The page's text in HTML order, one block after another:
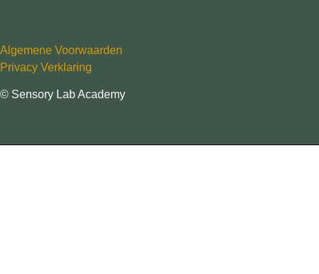
Algemene Voorwaarden
Privacy Verklaring
© Sensory Lab Academy